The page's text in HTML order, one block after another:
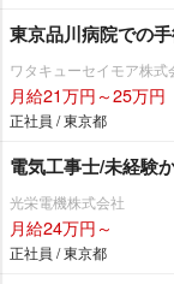
東京品川病院での
ワタキューセイモア株式
月給21万円～25万円
正社員 / 東京都
電気工事士/未経験
光栄電機株式会社
月給24万円～
正社員 / 東京都